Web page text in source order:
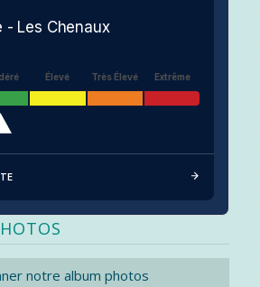
- Les Chenaux
Élevé Très Élevé Extrême
notre album photos